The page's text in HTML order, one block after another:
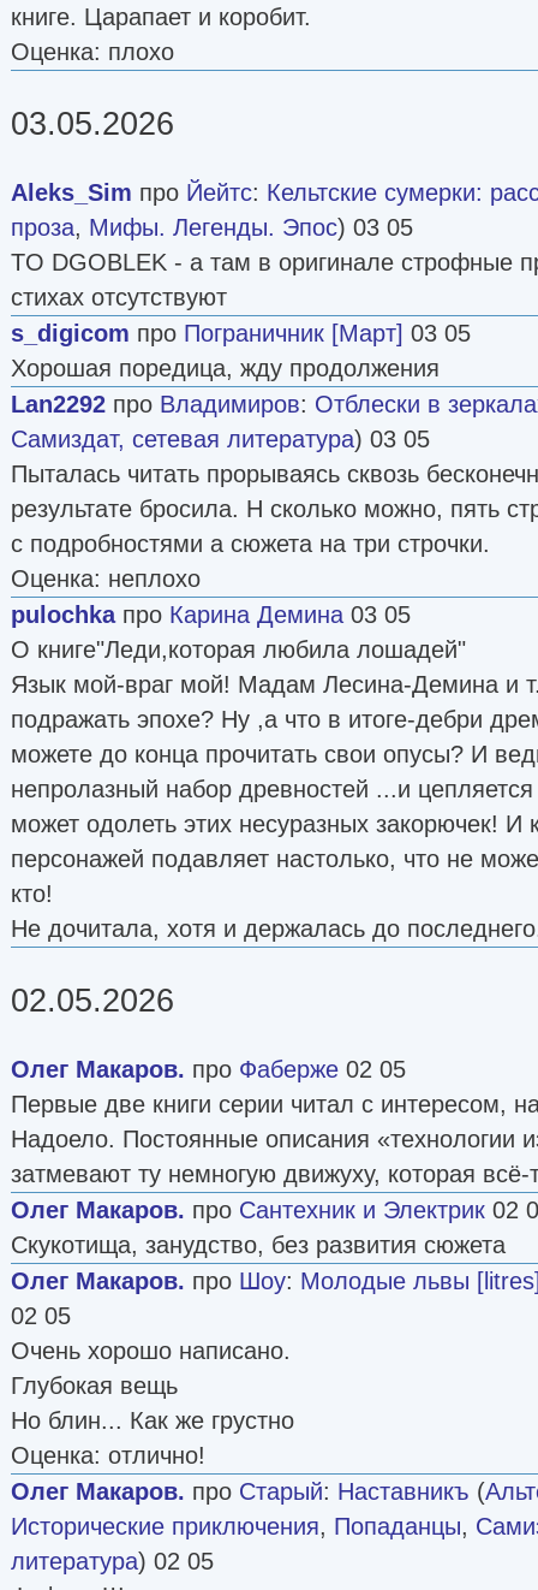
книге. Царапает и коробит.
Оценка: плохо
03.05.2026
Aleks_Sim про Йейтс: Кельтские сумерки:
проза, Мифы. Легенды. Эпос) 03 05
TO DGOBLEK - а там в оригинале строфные
стихах отсутствуют
s_digicom про Пограничник [Март] 03 05
Хорошая поредица, жду продолжения
Lan2292 про Владимиров: Отблески в
Самиздат, сетевая литература) 03 05
Пыталась читать прорываясь сквозь
результате бросила. Н сколько можно, пять
с подробностями а сюжета на три строчки.
Оценка: неплохо
pulochkaпро Карина Демина 03 05
О книге"Леди,которая любила лошадей"
Язык мой-враг мой! Мадам Лесина-Демина и
подражать эпохе? Ну ,а что в итоге-дебри
можете до конца прочитать свои опусы? И
непролазный набор древностей ...и
может одолеть этих несуразных закорючек! И
персонажей подавляет настолько, что не
кто!
Не дочитала, хотя и держалась до
02.05.2026
Олег Макаров. про Фаберже 02 05
Первые две книги серии читал с интересом,
Надоело. Постоянные описания «технологии
затмевают ту немногую движуху, которая всё-
Олег Макаров. про Сантехник и Электрик 02
Скукотища, занудство, без развития сюжета
Олег Макаров. про Шоу: Молодые львы
02 05
Очень хорошо написано.
Глубокая вещь
Но блин... Как же грустно
Оценка: отлично!
Олег Макаров. про Старый: Наставникъ (
Исторические приключения, Попаданцы,
литература) 02 05